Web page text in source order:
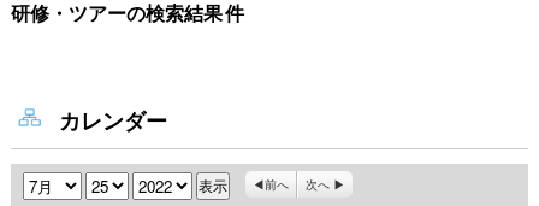
研修・ツアーに参加
研修・ツアーの検索結果件
カレンダー
月 日 年 前へ 次へ